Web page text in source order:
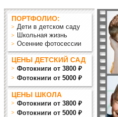
ПОРТФОЛИО:
Дети в детском саду
Школьная жизнь
Осенние фотосессии
ЦЕНЫ ДЕТСКИЙ САД
Фотокниги от 3800 ₽
Фотокниги от 5000 ₽
ЦЕНЫ ШКОЛА
Фотокниги от 3800 ₽
Фотокниги от 5000 ₽